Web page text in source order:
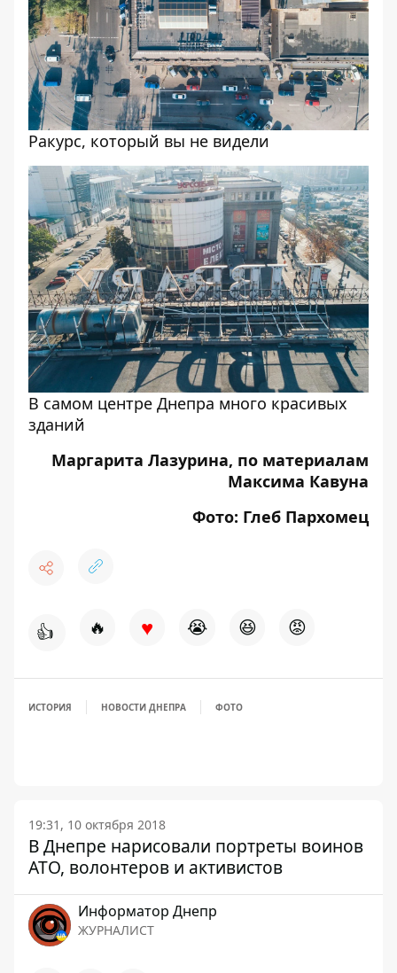
Ракурс, который вы не видели
В самом центре Днепра много красивых
зданий
Маргарита Лазурина, по материалам
Максима Кавуна
Фото: Глеб Пархомец
👍 🔥 ♥ 😭 😆 😡
ИСТОРИЯ НОВОСТИ ДНЕПРА ФОТО
19:31, 10 октября 2018
В Днепре нарисовали портреты воинов
АТО, волонтеров и активистов
Информатор Днепр
ЖУРНАЛИСТ